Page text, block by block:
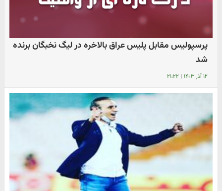
پرسپولیس مقابل پلیس عراق بالاخره در لیگ نخبگان برنده
شد
۱۲ آذر ۱۴۰۳ | ۲۱:۲۲